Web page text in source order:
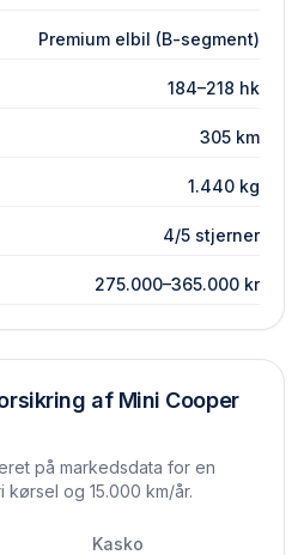
Premium elbil (B-segment)
184–218 hk
305 km
1.440 kg
4/5 stjerner
275.000–365.000 kr
af Mini Cooper
på markedsdata for en
og 15.000 km/år.
Kasko